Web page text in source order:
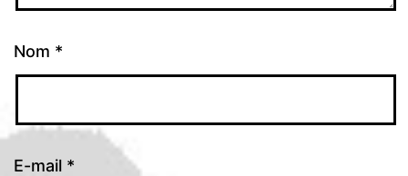
Nom *
E-mail *